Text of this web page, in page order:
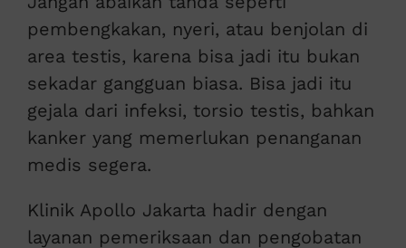
pembengkakan, nyeri, atau benjolan di
area testis, karena bisa jadi itu bukan
sekadar gangguan biasa. Bisa jadi itu
gejala dari infeksi, torsio testis, bahkan
kanker yang memerlukan penanganan
medis segera.
Klinik Apollo Jakarta hadir dengan
layanan pemeriksaan dan pengobatan